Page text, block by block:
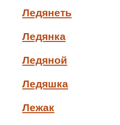
Ледянеть
Ледянка
Ледяной
Ледяшка
Лежак